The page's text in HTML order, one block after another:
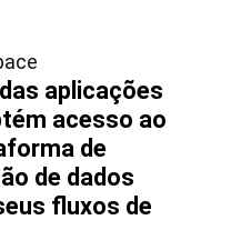
aplicações
acesso ao
de
de dados
fluxos de